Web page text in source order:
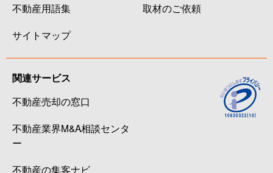
不動産用語集
サイトマップ
取材のご依頼
関連サービス
不動産売却の窓口
不動産業界M&A相談センタ
ー
不動産の集客ナビ